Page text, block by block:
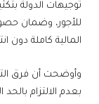
توجيهات الدولة
للأجور، وضمان
المالية كاملة دون
وأوضحت أن فرق
بعدم الالتزام